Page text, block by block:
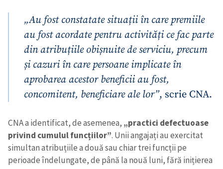
„Au fost constatate situații în care premiile
au fost acordate pentru activități ce fac parte
din atribuțiile obișnuite de serviciu, precum
și cazuri în care persoane implicate în
aprobarea acestor beneficii au fost,
concomitent, beneficiare ale lor”, scrie CNA.
CNA a identificat, de asemenea, „practici defectuoase
privind cumulul funcțiilor”. Unii angajați au exercitat
simultan atribuțiile a două sau chiar trei funcții pe
perioade îndelungate, de până la nouă luni, fără inițierea